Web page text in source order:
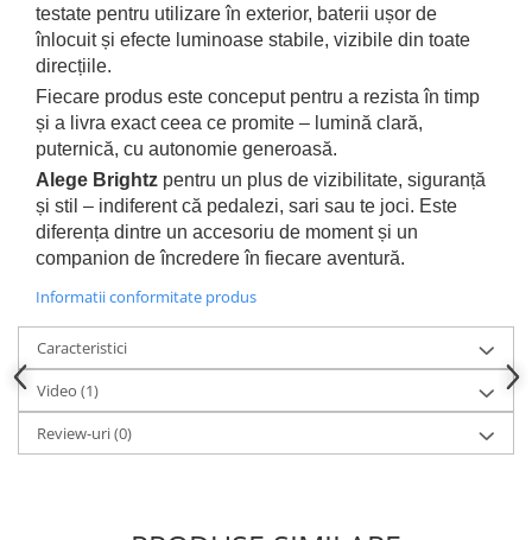
testate pentru utilizare în exterior, baterii ușor de
înlocuit și efecte luminoase stabile, vizibile din toate
direcțiile.
Fiecare produs este conceput pentru a rezista în timp
și a livra exact ceea ce promite – lumină clară,
puternică, cu autonomie generoasă.
Alege Brightz pentru un plus de vizibilitate, siguranță
și stil – indiferent că pedalezi, sari sau te joci. Este
diferența dintre un accesoriu de moment și un
companion de încredere în fiecare aventură.
Informatii conformitate produs
Caracteristici
Video (1)
Review-uri(0)